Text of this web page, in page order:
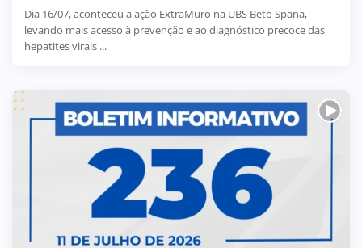
Dia 16/07, aconteceu a ação ExtraMuro na UBS Beto Spana,
levando mais acesso à prevenção e ao diagnóstico precoce das
hepatites virais ...